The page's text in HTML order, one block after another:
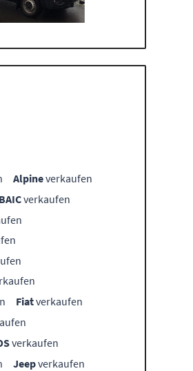
Alpineverkaufen
BAICverkaufen
Fiatverkaufen
verkaufen
Jeepverkaufen